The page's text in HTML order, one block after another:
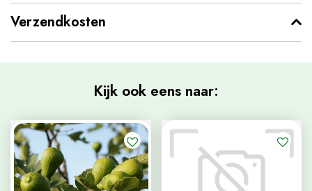
Verzendkosten
Kijk ook eens naar: